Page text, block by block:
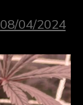
08/04/2024